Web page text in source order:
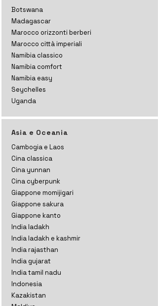
Botswana
Madagascar
Marocco orizzonti berberi
Marocco città imperiali
Namibia classico
Namibia comfort
Namibia easy
Seychelles
Uganda
Asia e Oceania
Cambogia e Laos
Cina classica
Cina yunnan
Cina cyberpunk
Giappone momijigari
Giappone sakura
Giappone kanto
India ladakh
India ladakh e kashmir
India rajasthan
India gujarat
India tamil nadu
Indonesia
Kazakistan